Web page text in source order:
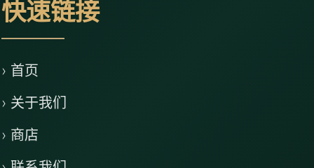
快速链接
› 首页
› 关于我们
› 商店